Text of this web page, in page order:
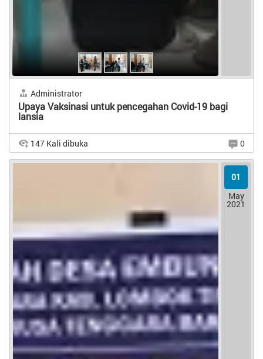
DESA EMBUNG RAJA
Administrator
Upaya Vaksinasi untuk pencegahan Covid-19 bagi
lansia
147 Kali dibuka 0
Upaya Vaksinasi untuk pencegahan Covid-19 bagi lansia
oleh orang tua yang berusia lebih dari 60 tahun. Apalagi
jika ada penyakit atau faktor lain yang dapat
meningkatkan...
01
May
2021